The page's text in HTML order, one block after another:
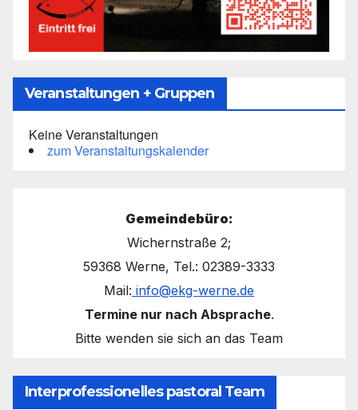
Veranstaltungen + Gruppen
Keine Veranstaltungen
zum Veranstaltungskalender
Gemeindebüro:
Wichernstraße 2;
59368 Werne, Tel.: 02389-3333
Mail: info@ekg-werne.de
Termine nur nach Absprache.
Bitte wenden sie sich an das Team
Interprofessionelles pastoral Team